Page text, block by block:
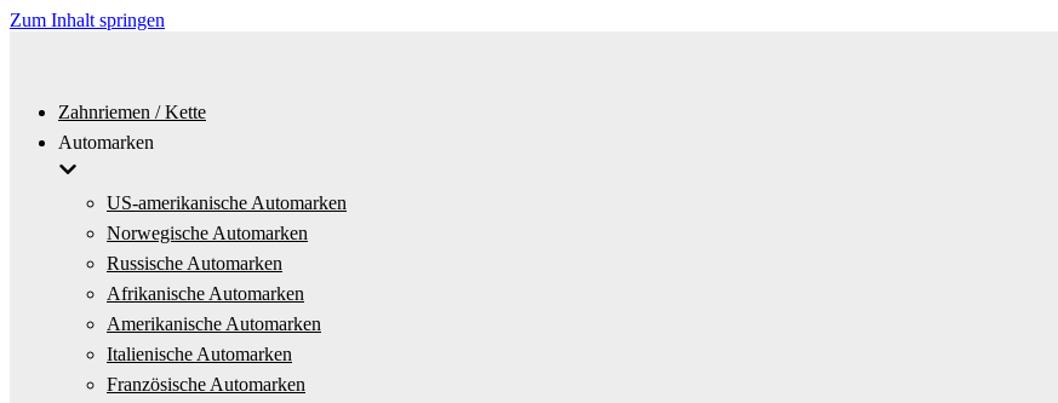
Zum Inhalt springen
Zahnriemen / Kette
Automarken
US-amerikanische Automarken
Norwegische Automarken
Russische Automarken
Afrikanische Automarken
Amerikanische Automarken
Italienische Automarken
Französische Automarken